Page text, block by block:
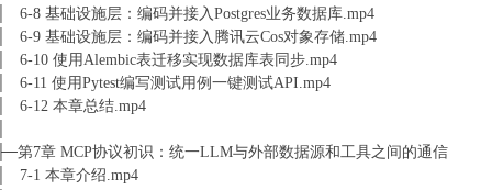
│ 6-8 基础设施层：编码并接入Postgres业务数据库.mp4
│ 6-9 基础设施层：编码并接入腾讯云Cos对象存储.mp4
│ 6-10 使用Alembic表迁移实现数据库表同步.mp4
│ 6-11 使用Pytest编写测试用例一键测试API.mp4
│ 6-12 本章总结.mp4
├─第7章 MCP协议初识：统一LLM与外部数据源和工具之间的通信
│ 7-1 本章介绍.mp4